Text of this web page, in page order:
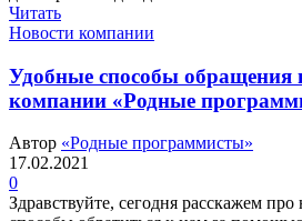
Читать
Новости компании
Удобные способы обращения
компании «Родные
Автор «Родные программисты»
17.02.2021
0
Здравствуйте, сегодня расскажем